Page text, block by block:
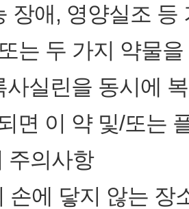
장애, 영양실조
는 두 가지 약물
사실린을 동시에
면 이 약 및/또는
주의사항
손에 닿지 않는 장